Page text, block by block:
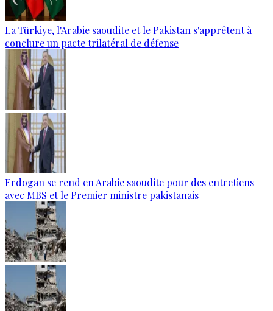
La Türkiye, l'Arabie saoudite et le Pakistan s'apprêtent à
conclure un pacte trilatéral de défense
Erdogan se rend en Arabie saoudite pour des entretiens
avec MBS et le Premier ministre pakistanais